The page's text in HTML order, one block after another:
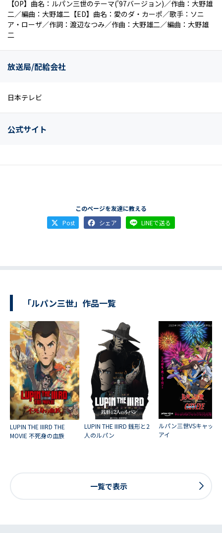
【OP】曲名：ルパン三世のテーマ('97バージョン)／作曲：大野雄
二／編曲：大野雄二【ED】曲名：愛のダ・カーポ／歌手：ソニ
ア・ローザ／作詞：渡辺なつみ／作曲：大野雄二／編曲：大野雄
二
放送局/配給会社
日本テレビ
公式サイト
このページを友達に教える
Post
シェア LINEで送る
「ルパン三世」作品一覧
LUPIN THE IIIRD THE
MOVIE 不死身の血族
LUPIN THE IIIRD 銭形と2
人のルパン
ルパン三世VSキャッツ
アイ
一覧で表示